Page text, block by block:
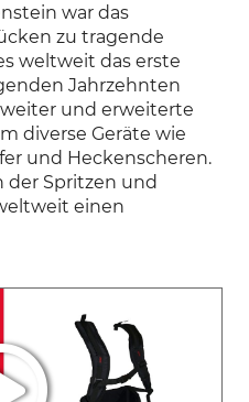
war das
zu tragende
weltweit das erste
Jahrzehnten
und erweiterte
diverse Geräte wie
und Heckenscheren.
der Spritzen und
einen